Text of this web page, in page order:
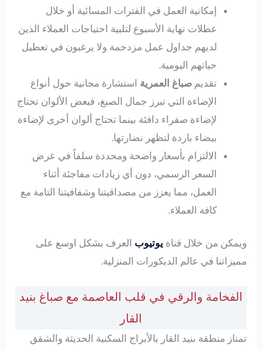
إمكانية العمل في الفترات المسائية أو خلال
عطلات نهاية الأسبوع لتلبية احتياجات العملاء الذين
لديهم جداول عمل مزدحمة ولا يرغبون في تعطيل
حياتهم اليومية.
تقديمصباغ العمرية استشارة مجانية حول أنواع
الإضاءة التي تبرز جمال الصبغ، فبعض الألوان تحتاج
لإضاءة صفراء دافئة بينما تحتاج ألوان أخرى لإضاءة
بيضاء باردة لتظهر نضارتها.
الالتزام بأسعار واضحة ومحددة سلفاً في عرض
السعر الرسمي، دون أي زيادات مفاجئة أثناء
العمل، مما يعزز من مصداقيتنا وشفافيتنا التامة مع
كافة العملاء.
ويمكن من خلال قناة يوتيوب العرف بشكل اوسع على
مميزاتنا في عالم الديكورات المنزلية.
الفخامة والرقي في قلب العاصمة مع صباغ بنيد
القار
تمتاز منطقة بنيد القار بالأبراج السكنية الحديثة والشقق